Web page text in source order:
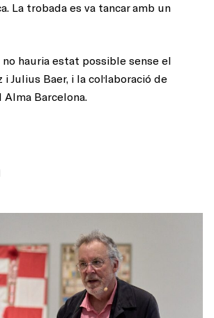
La trobada es va tancar amb un
hauria estat possible sense el
Julius Baer, i la col·laboració de
Alma Barcelona.